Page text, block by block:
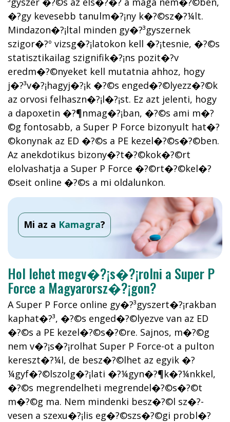
�?­gy kevesebb tanulm�?¡ny k�?©sz�?¼lt.
Mindazon�?¡ltal minden gy�?³gyszernek
szigor�?º vizsg�?¡latokon kell �?¡tesnie, �?©s
statisztikailag szignifik�?¡ns pozit�?­v
eredm�?©nyeket kell mutatnia ahhoz, hogy
j�?³v�?¡hagyj�?¡k �?©s enged�?©lyezz�?©k
az orvosi felhaszn�?¡l�?¡st. Ez azt jelenti, hogy
a dapoxetin �?¶nmag�?¡ban, �?©s ami m�?
©g fontosabb, a Super P Force bizonyult hat�?
©konynak az ED �?©s a PE kezel�?©s�?©ben.
Az anekdotikus bizony�?­t�?©kok�?©rt
elolvashatja a Super P Force �?©rt�?©kel�?
©seit online �?©s a mi oldalunkon.
Mi az a Kamagra?
Hol lehet megv�?¡s�?¡rolni a Super P
Force a Magyarorsz�?¡gon?
A Super P Force online gy�?³gyszert�?¡rakban
kaphat�?³, �?©s enged�?©lyezve van az ED
�?©s a PE kezel�?©s�?©re. Sajnos, m�?©g
nem v�?¡s�?¡rolhat Super P Force-ot a pulton
kereszt�?¼l, de besz�?©lhet az egyik �?
¼gyf�?©lszolg�?¡lati �?¼gyn�?¶k�?¼nkkel,
�?©s megrendelheti megrendel�?©s�?©t
m�?©g ma. Nem mindenki besz�?©l sz�?­
vesen a szexu�?¡lis eg�?©szs�?©gi probl�?